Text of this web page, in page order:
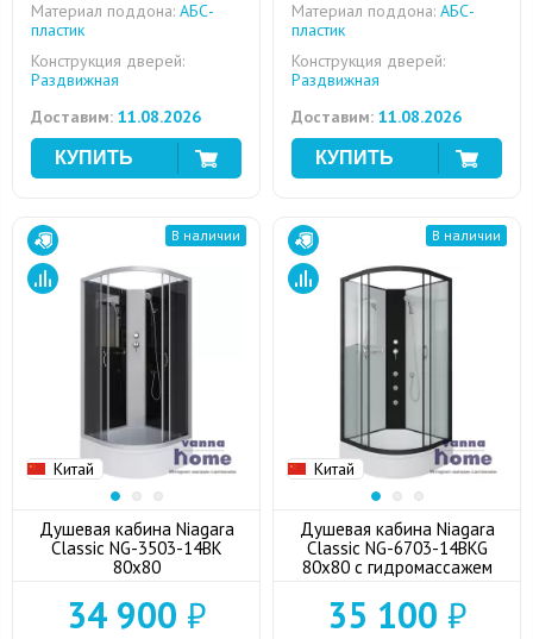
Материал поддона: АБС-
пластик
Конструкция дверей:
Раздвижная
Доставим: 11.08.2026
Материал поддона: АБС-
пластик
Конструкция дверей:
Раздвижная
Доставим: 11.08.2026
Китай
В наличии
Душевая кабина Niagara
Classic NG-3503-14BK
80x80
34 900 ₽
Китай
В наличии
Душевая кабина Niagara
Classic NG-6703-14BKG
80x80 с гидромассажем
35 100 ₽